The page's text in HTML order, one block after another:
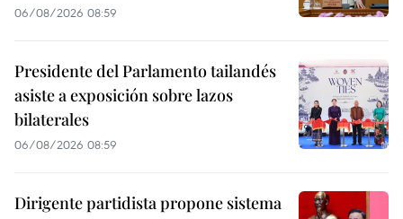
06/08/2026 08:59
Presidente del Parlamento tailandés
asiste a exposición sobre lazos
bilaterales
06/08/2026 08:59
Dirigente partidista propone sistema